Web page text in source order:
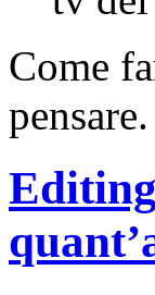
Come
pensare.